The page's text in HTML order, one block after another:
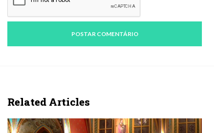
Related Articles